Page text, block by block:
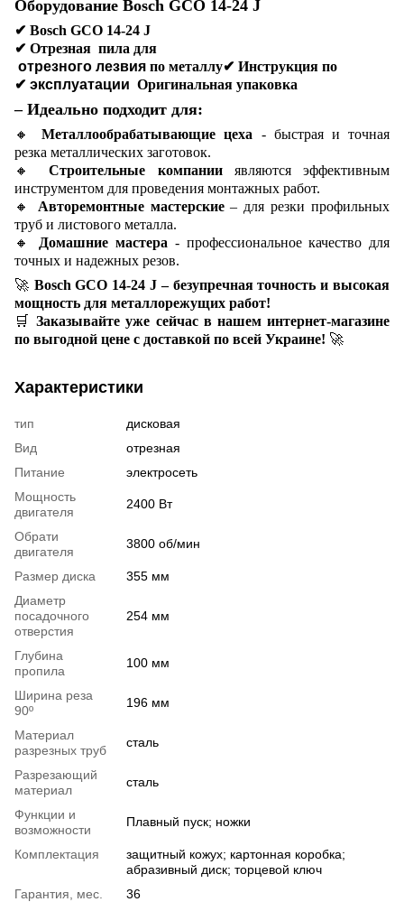
Оборудование Bosch GCO 14-24 J
✔ Bosch GCO 14-24 J
✔ Отрезная пила для
отрезного лезвия по металлу✔ Инструкция по
✔ эксплуатации Оригинальная упаковка
– Идеально подходит для:
🔸Металлообрабатывающие цеха - быстрая и точная
резка металлических заготовок.
🔸Строительные компанииявляются эффективным
инструментом для проведения монтажных работ.
🔸 Авторемонтные мастерские– для резки профильных
труб и листового металла.
🔸 Домашние мастера - профессиональное качество для
точных и надежных резов.
🚀 Bosch GCO 14-24 J – безупречная точность и высокая
мощность для металлорежущих работ!
🛒Заказывайте уже сейчас в нашем интернет-магазине
по выгодной цене с доставкой по всей Украине! 🚀
Характеристики
тип
дисковая
Вид
отрезная
Питание
электросеть
Мощность
двигателя
2400 Вт
Обрати
двигателя
3800 об/мин
Размер диска
355 мм
Диаметр
посадочного
отверстия
254 мм
Глубина
пропила
100 мм
Ширина реза
90º
196 мм
Материал
разрезных труб
сталь
Разрезающий
материал
сталь
Функции и
возможности
Плавный пуск; ножки
Комплектация
защитный кожух; картонная коробка;
абразивный диск; торцевой ключ
Гарантия, мес.
36